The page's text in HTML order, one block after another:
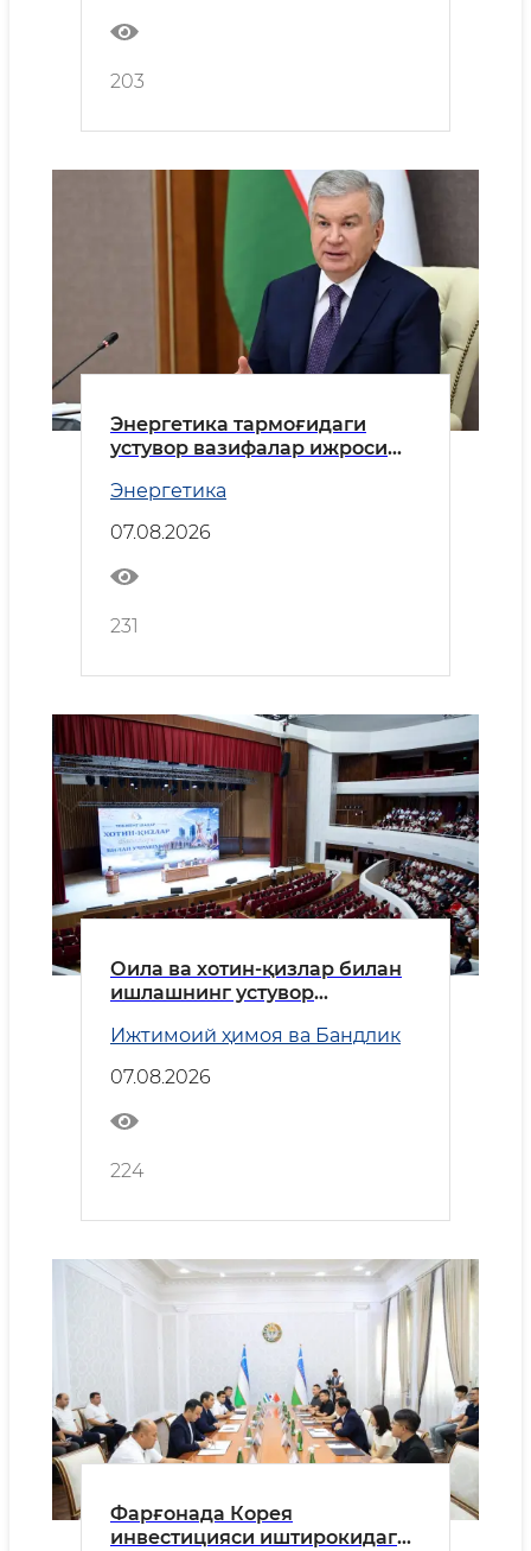
203
Энергетика тармоғидаги
устувор вазифалар ижроси
Энергетика
07.08.2026
231
Оила ва хотин-қизлар билан
ишлашнинг устувор
Ижтимоий ҳимоя ва Бандлик
07.08.2026
224
Фарғонада Корея
инвестицияси иштирокидаги